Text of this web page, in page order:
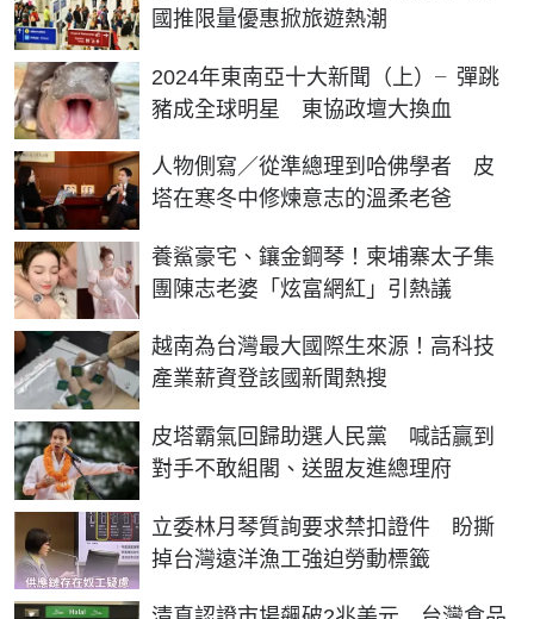
國推限量優惠掀旅遊熱潮
2024年東南亞十大新聞（上）╴彈跳
豬成全球明星 東協政壇大換血
人物側寫／從準總理到哈佛學者 皮
塔在寒冬中修煉意志的溫柔老爸
養鯊豪宅、鑲金鋼琴！柬埔寨太子集
團陳志老婆「炫富網紅」引熱議
越南為台灣最大國際生來源！高科技
產業薪資登該國新聞熱搜
皮塔霸氣回歸助選人民黨 喊話贏到
對手不敢組閣、送盟友進總理府
立委林月琴質詢要求禁扣證件 盼撕
掉台灣遠洋漁工強迫勞動標籤